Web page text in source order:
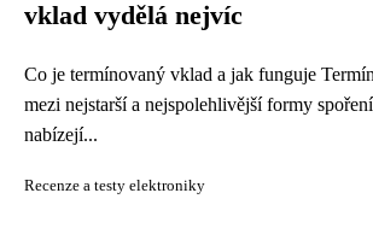
vklad vydělá nejvíc
Co je termínovaný vklad a jak funguje
mezi nejstarší a nejspolehlivější formy
nabízejí...
Recenze a testy elektroniky